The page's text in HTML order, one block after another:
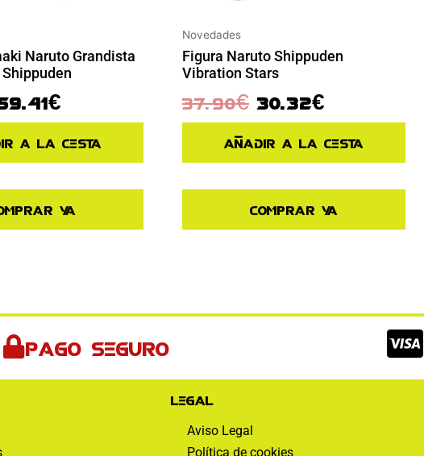
Naruto Grandista
€
a la cesta
ya
Novedades
Figura Naruto Shippuden
Vibration Stars
37.90€ 30.32€
Añadir a la cesta
Comprar ya
Pago seguro
Legal
Aviso Legal
Política de cookies